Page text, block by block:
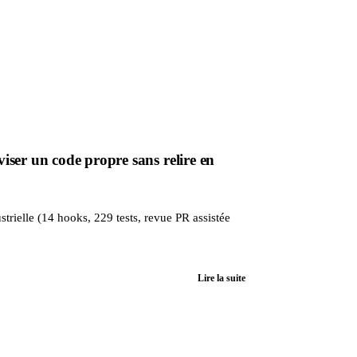
un code propre sans relire en
(14 hooks, 229 tests, revue PR assistée
Lire la suite